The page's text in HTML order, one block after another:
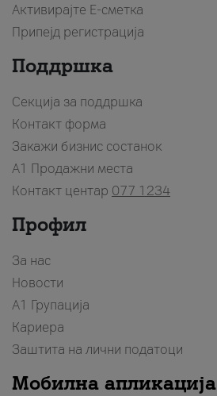
Активирајте Е-сметка
Припејд регистрација
Поддршка
Секција за поддршка
Контакт форма
Закажи бизнис состанок
A1 Продажни места
Контакт центар 077 1234
Профил
За нас
Новости
А1 Групација
Кариера
Заштита на лични податоци
Мобилна апликација